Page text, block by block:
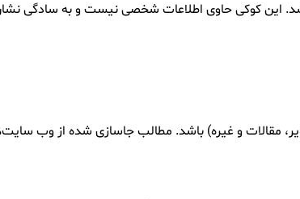
شد. این کوکی حاوی اطلاعات شخصی نیست و به
و غیره) باشد. مطالب جاسازی شده از وب